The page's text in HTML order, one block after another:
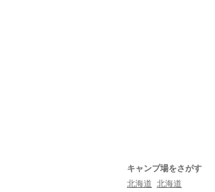
キャンプ場をさがす
北海道 北海道